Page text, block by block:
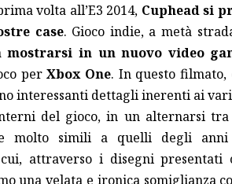
volta all’E3 2014, Cuphead si
case. Gioco indie, a metà
mostrarsi in un nuovo video
perXbox One. In questo
interessanti dettagli inerenti ai
del gioco, in un alternarsi
molto simili a quelli degli anni
attraverso i disegni presentati
una velata e ironica somiglianza